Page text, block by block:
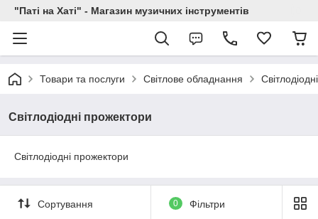
"Паті на Хаті" - Магазин музичних інструментів
Товари та послуги Світлове обладнання
Світлодіодні прожектори
Світлодіодні прожектори
Сортування 0 Фільтри